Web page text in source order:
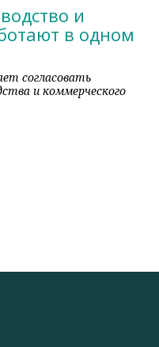
и
в одном
согласовать
и коммерческого